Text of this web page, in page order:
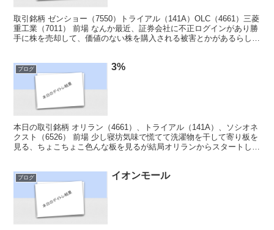
取引銘柄 ゼンショー（7550）トライアル（141A）OLC（4661）三菱
重工業（7011） 前場 なんか最近、証券会社に不正ログインがあり勝
手に株を売却して、価値のない株を購入される被害とかがあるらしい
ブログ 3%
本日の取引銘柄 オリラン（4661）、トライアル（141A）、ソシオネ
クスト（6526） 前場 少し寝坊気味で慌てて洗濯物を干して寄り板を
見る、ちょこちょこ色んな板を見るが結局オリランからスタートし
ブログ イオンモール